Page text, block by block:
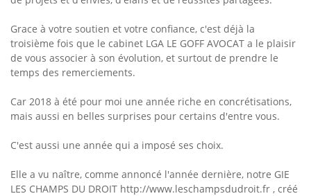
Grace à votre soutien et votre confiance, c'est déjà la
troisième fois que le cabinet LGA LE GOFF AVOCAT a le plaisir
de vous associer à son évolution, et surtout de prendre le
temps des remerciements.
Car 2018 à été pour moi une année riche en concrétisations,
mais aussi en belles surprises pour certains d'entre vous.
C'est aussi une année qui a imposé ses choix.
Elle a vu naître, comme annoncé l'année dernière, notre GIE
LES CHAMPS DU DROIT http://www.leschampsdudroit.fr , créé